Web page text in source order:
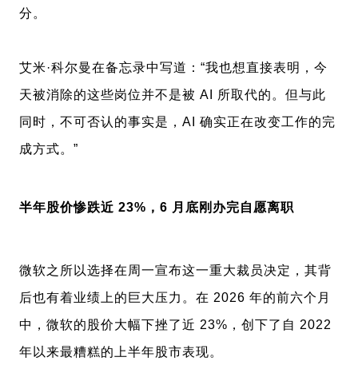
分。
艾米·科尔曼在备忘录中写道：“我也想直接表明，今
天被消除的这些岗位并不是被 AI 所取代的。但与此
同时，不可否认的事实是，AI 确实正在改变工作的完
成方式。”
半年股价惨跌近 23%，6 月底刚办完自愿离职
微软之所以选择在周一宣布这一重大裁员决定，其背
后也有着业绩上的巨大压力。在 2026 年的前六个月
中，微软的股价大幅下挫了近 23%，创下了自 2022
年以来最糟糕的上半年股市表现。